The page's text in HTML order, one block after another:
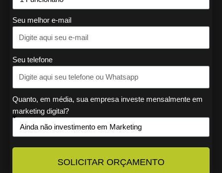
Seu melhor e-mail
Seu telefone
Quanto, em média, sua empresa investe mensalmente em
marketing digital?
SOLICITAR ORÇAMENTO